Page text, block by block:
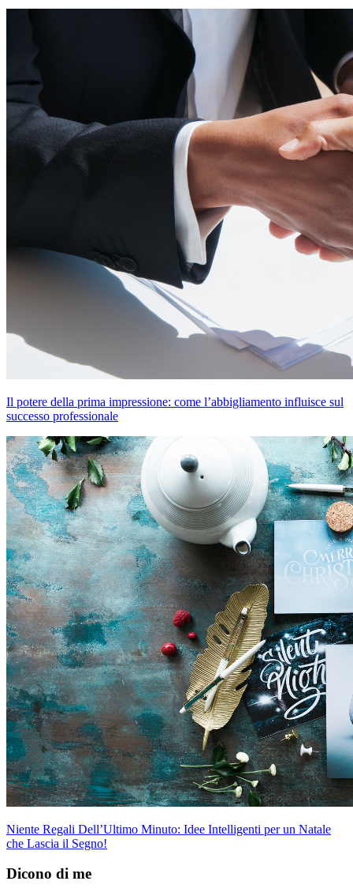
Il potere della prima impressione: come l’abbigliamento influisce sul
successo professionale
Niente Regali Dell’Ultimo Minuto: Idee Intelligenti per un Natale
che Lascia il Segno!
Dicono di me